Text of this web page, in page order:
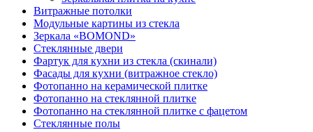
Витражные потолки
Модульные картины из стекла
Зеркала «BOMOND»
Стеклянные двери
Фартук для кухни из стекла (скинали)
Фасады для кухни (витражное стекло)
Фотопанно на керамической плитке
Фотопанно на стеклянной плитке
Фотопанно на стеклянной плитке с фацетом
Стеклянные полы